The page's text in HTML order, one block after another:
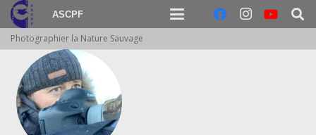
ASCPF
Photographier la Nature Sauvage